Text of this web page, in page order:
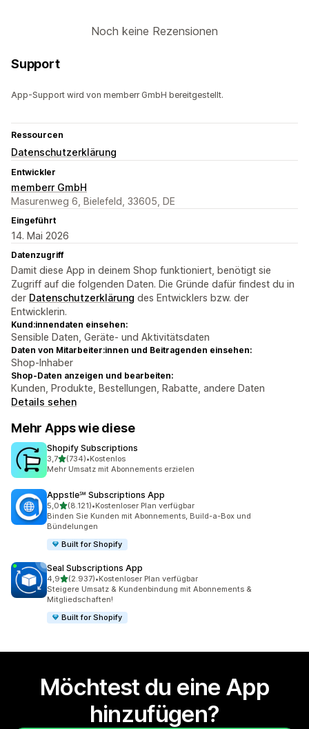
Noch keine Rezensionen
Support
App-Support wird von memberr GmbH bereitgestellt.
Ressourcen
Datenschutzerklärung
Entwickler
memberr GmbH
Masurenweg 6, Bielefeld, 33605, DE
Eingeführt
14. Mai 2026
Datenzugriff
Damit diese App in deinem Shop funktioniert, benötigt sie
Zugriff auf die folgenden Daten. Die Gründe dafür findest du in
der Datenschutzerklärung des Entwicklers bzw. der
Entwicklerin.
Kund:innendaten einsehen:
Sensible Daten, Geräte- und Aktivitätsdaten
Daten von Mitarbeiter:innen und Beitragenden einsehen:
Shop-Inhaber
Shop-Daten anzeigen und bearbeiten:
Kunden, Produkte, Bestellungen, Rabatte, andere Daten
Details sehen
Mehr Apps wie diese
Shopify Subscriptions
3,7von 5 Sternen
(734)
734 Rezensionen insgesamt
•Kostenlos
Mehr Umsatz mit Abonnements erzielen
Appstle℠ Subscriptions App
5,0von 5 Sternen
(8.121)
8121 Rezensionen insgesamt
•Kostenloser Plan verfügbar
Binden Sie Kunden mit Abonnements, Build-a-Box und
Bündelungen
Built for Shopify
Seal Subscriptions App
4,9von 5 Sternen
(2.937)
2937 Rezensionen insgesamt
•Kostenloser Plan verfügbar
Steigere Umsatz & Kundenbindung mit Abonnements &
Mitgliedschaften!
Built for Shopify
Möchtest du eine App
hinzufügen?